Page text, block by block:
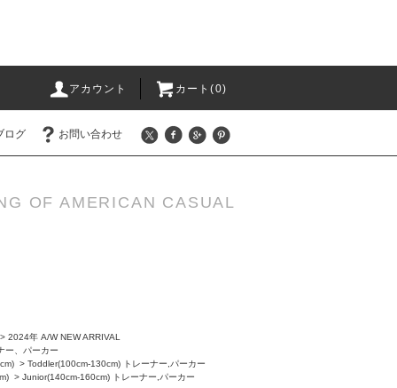
アカウント カート(0)
ログ お問い合わせ
OF AMERICAN CASUAL
2024年 A/W NEW ARRIVAL
ー、パーカー
> Toddler(100cm-130cm) トレーナー,パーカー
> Junior(140cm-160cm) トレーナー,パーカー